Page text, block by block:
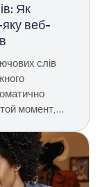
Як
веб-
слів
момент,